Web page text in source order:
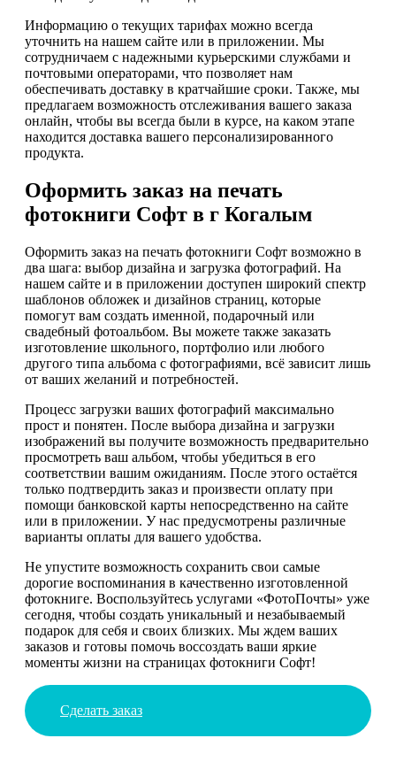
Информацию о текущих тарифах можно всегда
уточнить на нашем сайте или в приложении. Мы
сотрудничаем с надежными курьерскими службами и
почтовыми операторами, что позволяет нам
обеспечивать доставку в кратчайшие сроки. Также, мы
предлагаем возможность отслеживания вашего заказа
онлайн, чтобы вы всегда были в курсе, на каком этапе
находится доставка вашего персонализированного
продукта.
Оформить заказ на печать
фотокниги Софт в г Когалым
Оформить заказ на печать фотокниги Софт возможно в
два шага: выбор дизайна и загрузка фотографий. На
нашем сайте и в приложении доступен широкий спектр
шаблонов обложек и дизайнов страниц, которые
помогут вам создать именной, подарочный или
свадебный фотоальбом. Вы можете также заказать
изготовление школьного, портфолио или любого
другого типа альбома с фотографиями, всё зависит лишь
от ваших желаний и потребностей.
Процесс загрузки ваших фотографий максимально
прост и понятен. После выбора дизайна и загрузки
изображений вы получите возможность предварительно
просмотреть ваш альбом, чтобы убедиться в его
соответствии вашим ожиданиям. После этого остаётся
только подтвердить заказ и произвести оплату при
помощи банковской карты непосредственно на сайте
или в приложении. У нас предусмотрены различные
варианты оплаты для вашего удобства.
Не упустите возможность сохранить свои самые
дорогие воспоминания в качественно изготовленной
фотокниге. Воспользуйтесь услугами «ФотоПочты» уже
сегодня, чтобы создать уникальный и незабываемый
подарок для себя и своих близких. Мы ждем ваших
заказов и готовы помочь воссоздать ваши яркие
моменты жизни на страницах фотокниги Софт!
Сделать заказ